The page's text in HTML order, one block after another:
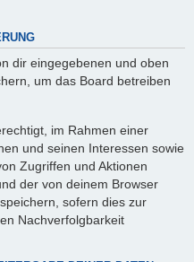
dir eingegebenen und oben
um das Board betreiben
im Rahmen einer
und seinen Interessen sowie
Zugriffen und Aktionen
der von deinem Browser
sofern dies zur
Nachverfolgbarkeit